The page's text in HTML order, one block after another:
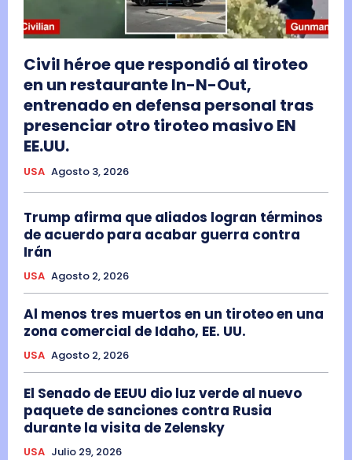
Civil héroe que respondió al tiroteo
en un restaurante In-N-Out,
entrenado en defensa personal tras
presenciar otro tiroteo masivo EN
EE.UU.
USA Agosto 3, 2026
Trump afirma que aliados logran términos
de acuerdo para acabar guerra contra
Irán
USA Agosto 2, 2026
Al menos tres muertos en un tiroteo en una
zona comercial de Idaho, EE. UU.
USA Agosto 2, 2026
El Senado de EEUU dio luz verde al nuevo
paquete de sanciones contra Rusia
durante la visita de Zelensky
USA Julio 29, 2026